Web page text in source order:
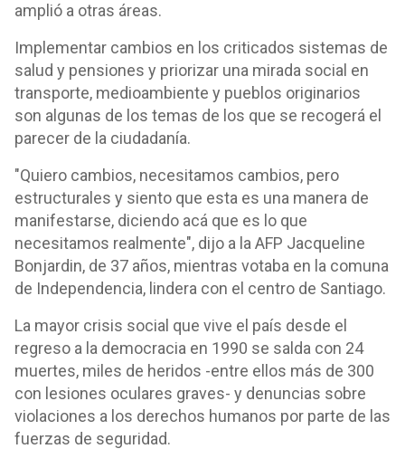
amplió a otras áreas.
Implementar cambios en los criticados sistemas de
salud y pensiones y priorizar una mirada social en
transporte, medioambiente y pueblos originarios
son algunas de los temas de los que se recogerá el
parecer de la ciudadanía.
"Quiero cambios, necesitamos cambios, pero
estructurales y siento que esta es una manera de
manifestarse, diciendo acá que es lo que
necesitamos realmente", dijo a la AFP Jacqueline
Bonjardin, de 37 años, mientras votaba en la comuna
de Independencia, lindera con el centro de Santiago.
La mayor crisis social que vive el país desde el
regreso a la democracia en 1990 se salda con 24
muertes, miles de heridos -entre ellos más de 300
con lesiones oculares graves- y denuncias sobre
violaciones a los derechos humanos por parte de las
fuerzas de seguridad.